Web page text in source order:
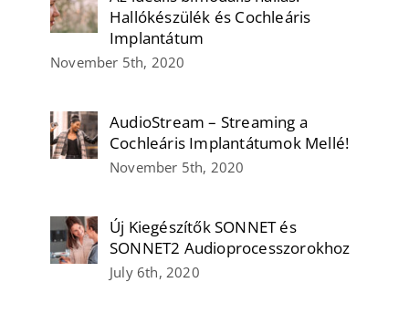
Hallókészülék és Cochleáris
Implantátum
November 5th, 2020
AudioStream – Streaming a
Cochleáris Implantátumok Mellé!
November 5th, 2020
Új Kiegészítők SONNET és
SONNET2 Audioprocesszorokhoz
July 6th, 2020